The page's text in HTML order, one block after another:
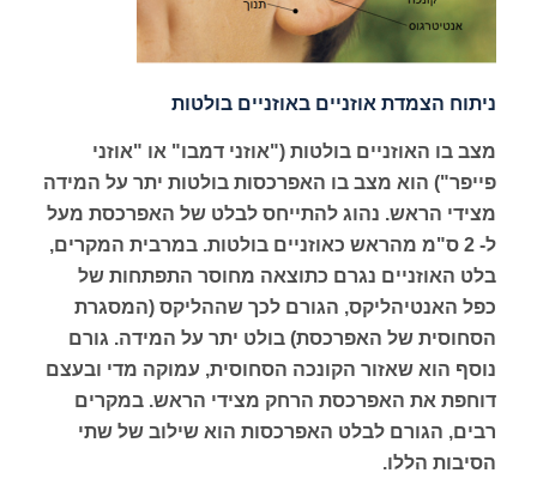
ניתוח הצמדת אוזניים באוזניים בולטות
מצב בו האוזניים בולטות ("אוזני דמבו" או "אוזני
פייפר") הוא מצב בו האפרכסות בולטות יתר על המידה
מצידי הראש. נהוג להתייחס לבלט של האפרכסת מעל
ל- 2 ס"מ מהראש כאוזניים בולטות. במרבית המקרים,
בלט האוזניים נגרם כתוצאה מחוסר התפתחות של
כפל האנטיהליקס, הגורם לכך שההליקס (המסגרת
הסחוסית של האפרכסת) בולט יתר על המידה. גורם
נוסף הוא שאזור הקונכה הסחוסית, עמוקה מדי ובעצם
דוחפת את האפרכסת הרחק מצידי הראש. במקרים
רבים, הגורם לבלט האפרכסות הוא שילוב של שתי
הסיבות הללו.